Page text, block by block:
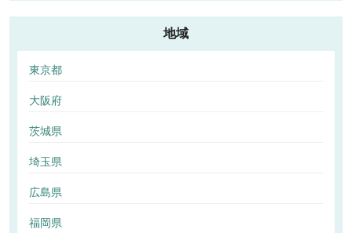
地域
東京都
大阪府
茨城県
埼玉県
広島県
福岡県